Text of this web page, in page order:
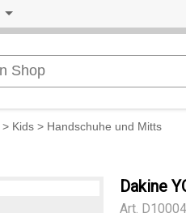
> Kids > Handschuhe und Mitts
Dakine
Art.